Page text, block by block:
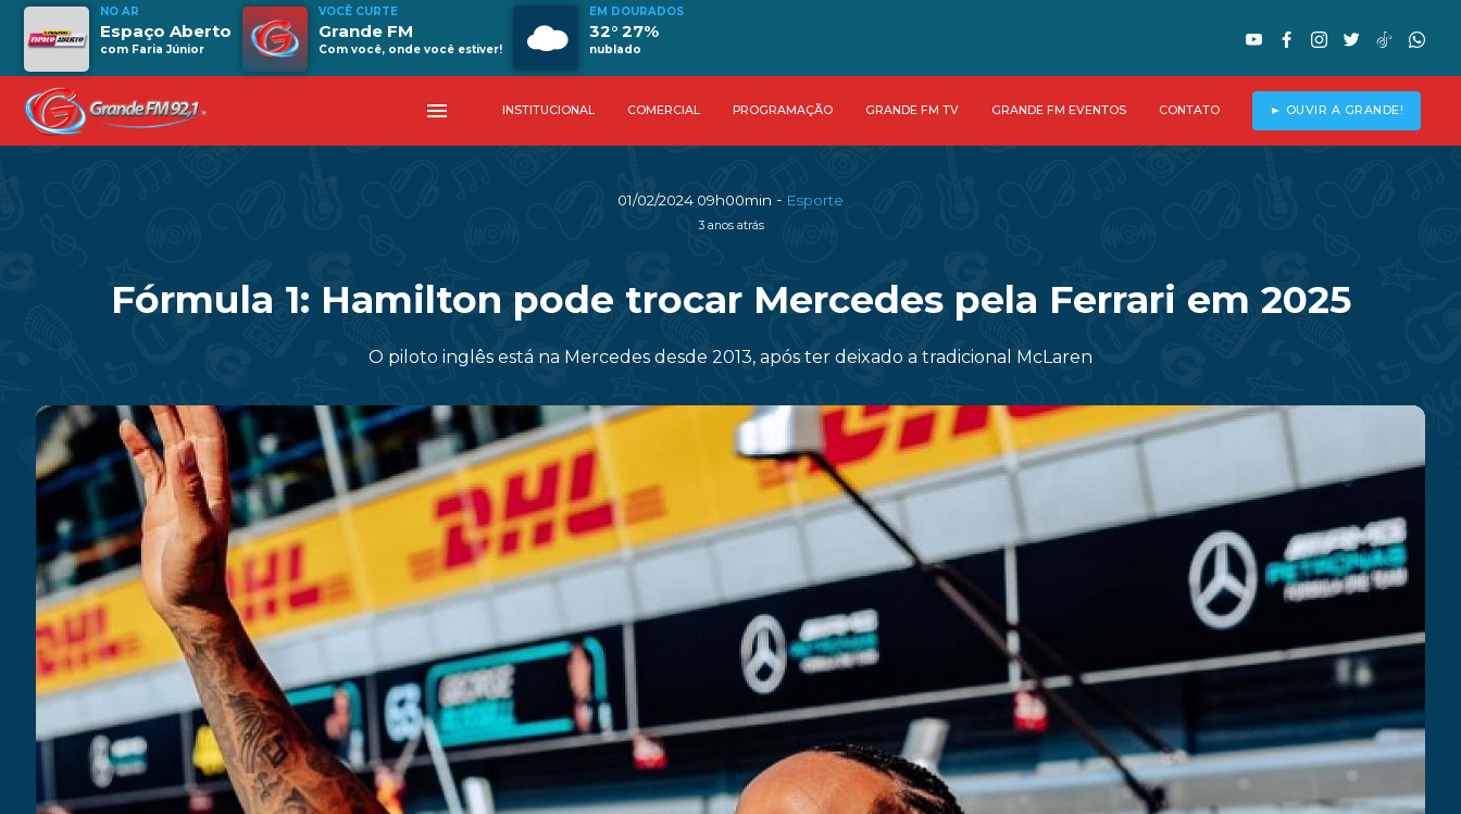
NO AR
Espaço Aberto
com Faria Júnior
VOCÊ CURTE
Grande FM
Com você, onde você estiver!
EM DOURADOS
32° 27%
nublado
menu INSTITUCIONAL COMERCIAL PROGRAMAÇÃO GRANDE FM TV GRANDE FM EVENTOS CONTATO ► OUVIR A GRANDE!
01/02/2024 09h00min - Esporte
3 anos atrás
Fórmula 1: Hamilton pode trocar Mercedes pela Ferrari em 2025
O piloto inglês está na Mercedes desde 2013, após ter deixado a tradicional McLaren